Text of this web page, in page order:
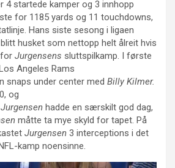
4 startede kamper og 3 innhopp
for 1185 yards og 11 touchdowns,
Hans siste sesong i ligaen
husket som nettopp helt ålreit hvis
Jurgensens sluttspilkamp. I første
Angeles Rams
snaps under center med Billy Kilmer.
og
Jurgensen hadde en særskilt god dag,
måtte ta mye skyld for tapet. På
Jurgensen 3 interceptions i det
kamp noensinne.